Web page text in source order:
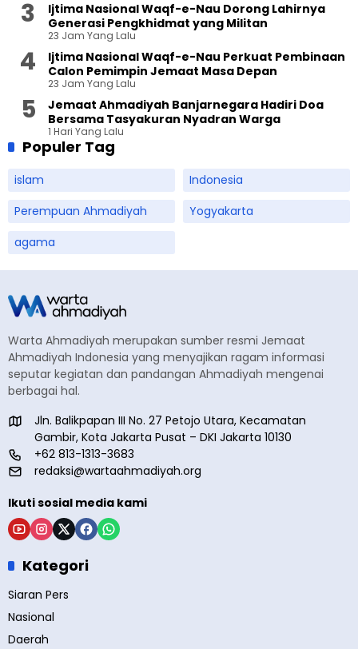
Ijtima Nasional Waqf-e-Nau Dorong Lahirnya
Generasi Pengkhidmat yang Militan
23 Jam Yang Lalu
Ijtima Nasional Waqf-e-Nau Perkuat Pembinaan
Calon Pemimpin Jemaat Masa Depan
23 Jam Yang Lalu
Jemaat Ahmadiyah Banjarnegara Hadiri Doa
Bersama Tasyakuran Nyadran Warga
1 Hari Yang Lalu
Populer Tag
islam
Indonesia
Perempuan Ahmadiyah
Yogyakarta
agama
Warta Ahmadiyah merupakan sumber resmi Jemaat
Ahmadiyah Indonesia yang menyajikan ragam informasi
seputar kegiatan dan pandangan Ahmadiyah mengenai
berbagai hal.
Jln. Balikpapan III No. 27 Petojo Utara, Kecamatan
Gambir, Kota Jakarta Pusat – DKI Jakarta 10130
+62 813-1313-3683
redaksi@wartaahmadiyah.org
Ikuti sosial media kami
Kategori
Siaran Pers
Nasional
Daerah